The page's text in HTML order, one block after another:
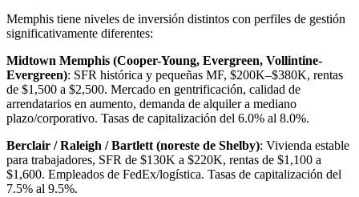
Memphis tiene niveles de inversión distintos con perfiles de gestión
significativamente diferentes:
Midtown Memphis (Cooper-Young, Evergreen, Vollintine-
Evergreen): SFR histórica y pequeñas MF, $200K–$380K, rentas
de $1,500 a $2,500. Mercado en gentrificación, calidad de
arrendatarios en aumento, demanda de alquiler a mediano
plazo/corporativo. Tasas de capitalización del 6.0% al 8.0%.
Berclair / Raleigh / Bartlett (noreste de Shelby): Vivienda estable
para trabajadores, SFR de $130K a $220K, rentas de $1,100 a
$1,600. Empleados de FedEx/logística. Tasas de capitalización del
7.5% al 9.5%.